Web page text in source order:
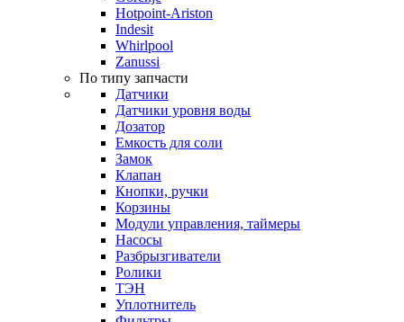
Hotpoint-Ariston
Indesit
Whirlpool
Zanussi
По типу запчасти
Датчики
Датчики уровня воды
Дозатор
Емкость для соли
Замок
Клапан
Кнопки, ручки
Корзины
Модули управления, таймеры
Насосы
Разбрызгиватели
Ролики
ТЭН
Уплотнитель